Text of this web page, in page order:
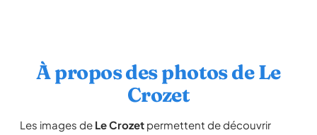
À propos des photos de Le
Crozet
Les images de Le Crozet permettent de découvrir